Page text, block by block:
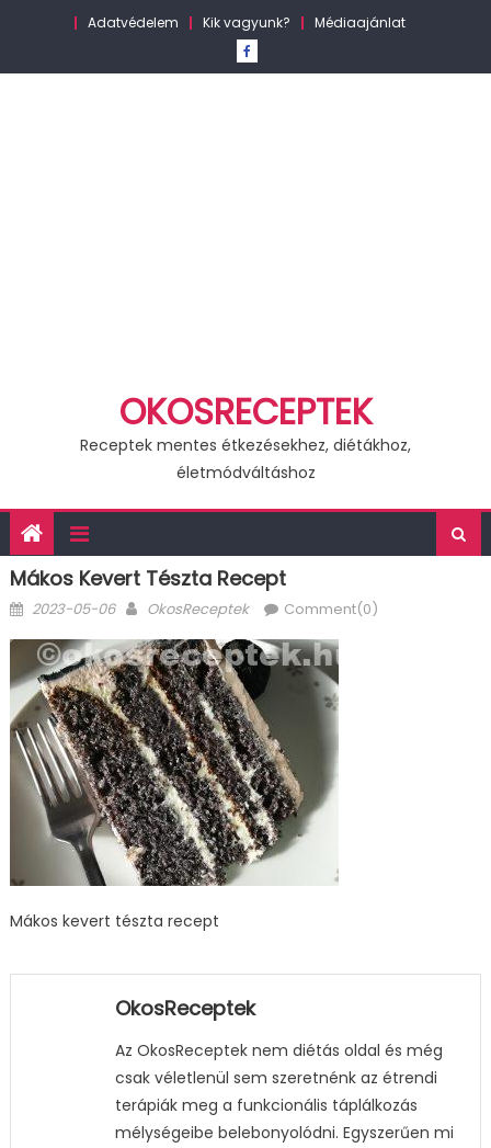
Adatvédelem Kik vagyunk? Médiaajánlat
OKOSRECEPTEK
Receptek mentes étkezésekhez, diétákhoz,
életmódváltáshoz
Mákos Kevert Tészta Recept
Posted
2023-05-06 Author
OkosReceptek Comment(0)
Mákos kevert tészta recept
OkosReceptek
Az OkosReceptek nem diétás oldal és még
csak véletlenül sem szeretnénk az étrendi
terápiák meg a funkcionális táplálkozás
mélységeibe belebonyolódni. Egyszerűen mi